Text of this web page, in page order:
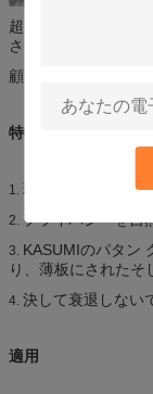
超明確で、明確で、
さい。
顧客によって模造す
特徴
1. 環境に優しいプロ
2. プライバシーを自
3. KASUMIのパタン
り、薄板にされたそ
4. 決して衰退しない
適用